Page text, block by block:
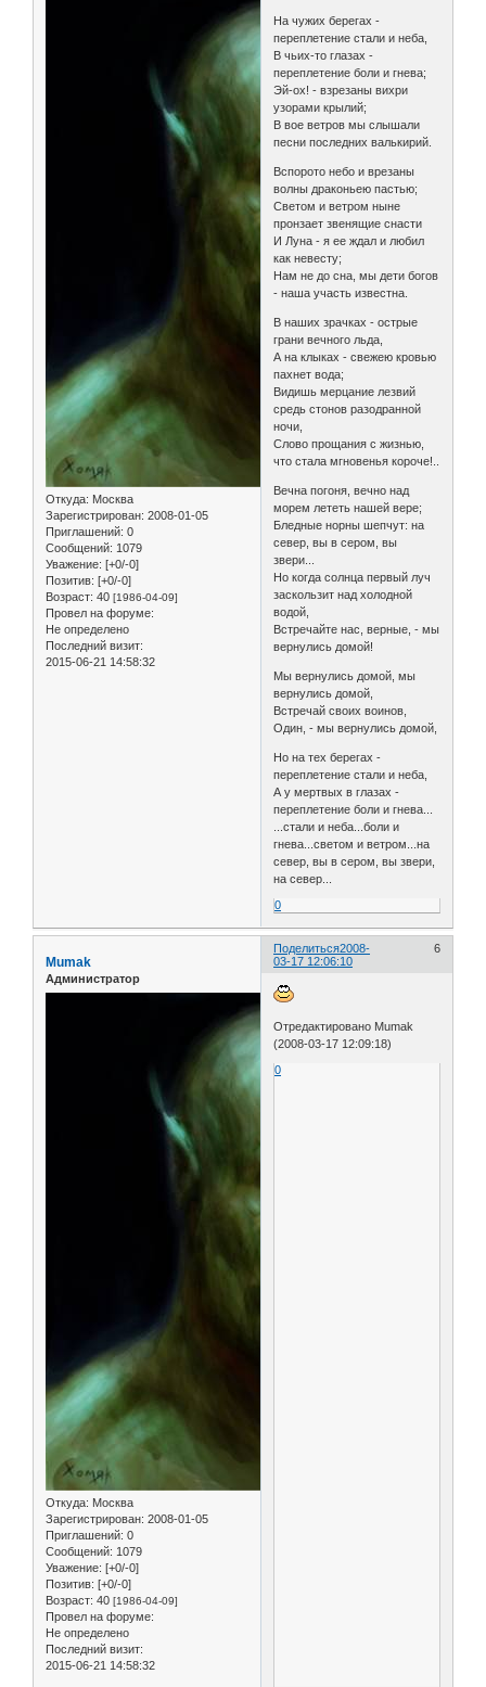
Откуда: Москва
Зарегистрирован: 2008-01-05
Приглашений: 0
Сообщений: 1079
Уважение: [+0/-0]
Позитив: [+0/-0]
Возраст: 40 [1986-04-09]
Провел на форуме:
Не определено
Последний визит:
2015-06-21 14:58:32
На чужих берегах -
переплетение стали и неба,
В чьих-то глазах -
переплетение боли и гнева;
Эй-ох! - взрезаны вихри
узорами крылий;
В вое ветров мы слышали
песни последних валькирий.
Вспорото небо и врезаны
волны драконьею пастью;
Светом и ветром ныне
пронзает звенящие снасти
И Луна - я ее ждал и любил
как невесту;
Нам не до сна, мы дети богов
- наша участь известна.
В наших зрачках - острые
грани вечного льда,
А на клыках - свежею кровью
пахнет вода;
Видишь мерцание лезвий
средь стонов разодранной
ночи,
Слово прощания с жизнью,
что стала мгновенья короче!..
Вечна погоня, вечно над
морем лететь нашей вере;
Бледные норны шепчут: на
север, вы в сером, вы
звери...
Но когда солнца первый луч
заскользит над холодной
водой,
Встречайте нас, верные, - мы
вернулись домой!
Мы вернулись домой, мы
вернулись домой,
Встречай своих воинов,
Один, - мы вернулись домой,
Но на тех берегах -
переплетение стали и неба,
А у мертвых в глазах -
переплетение боли и гнева...
...стали и неба...боли и
гнева...светом и ветром...на
север, вы в сером, вы звери,
на север...
0
Поделиться 6
2008-
03-17 12:06:10
Mumak
Администратор
Откуда: Москва
Зарегистрирован: 2008-01-05
Приглашений: 0
Сообщений: 1079
Уважение: [+0/-0]
Позитив: [+0/-0]
Возраст: 40 [1986-04-09]
Провел на форуме:
Не определено
Последний визит:
2015-06-21 14:58:32
Отредактировано Mumak
(2008-03-17 12:09:18)
0